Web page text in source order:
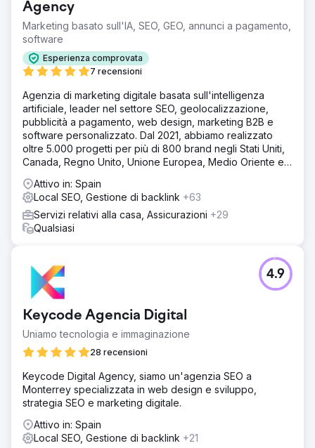
Agency
Marketing basato sull'IA, SEO, GEO, annunci a pagamento,
software
Esperienza comprovata
7 recensioni
Agenzia di marketing digitale basata sull'intelligenza
artificiale, leader nel settore SEO, geolocalizzazione,
pubblicità a pagamento, web design, marketing B2B e
software personalizzato. Dal 2021, abbiamo realizzato
oltre 5.000 progetti per più di 800 brand negli Stati Uniti,
Canada, Regno Unito, Unione Europea, Medio Oriente e
Attivo in: Spain
Local SEO, Gestione di backlink +63
Servizi relativi alla casa, Assicurazioni +29
Qualsiasi
Keycode Agencia Digital
Uniamo tecnologia e immaginazione
28 recensioni
4.9
Keycode Digital Agency, siamo un'agenzia SEO a
Monterrey specializzata in web design e sviluppo,
strategia SEO e marketing digitale.
Attivo in: Spain
Local SEO, Gestione di backlink +21